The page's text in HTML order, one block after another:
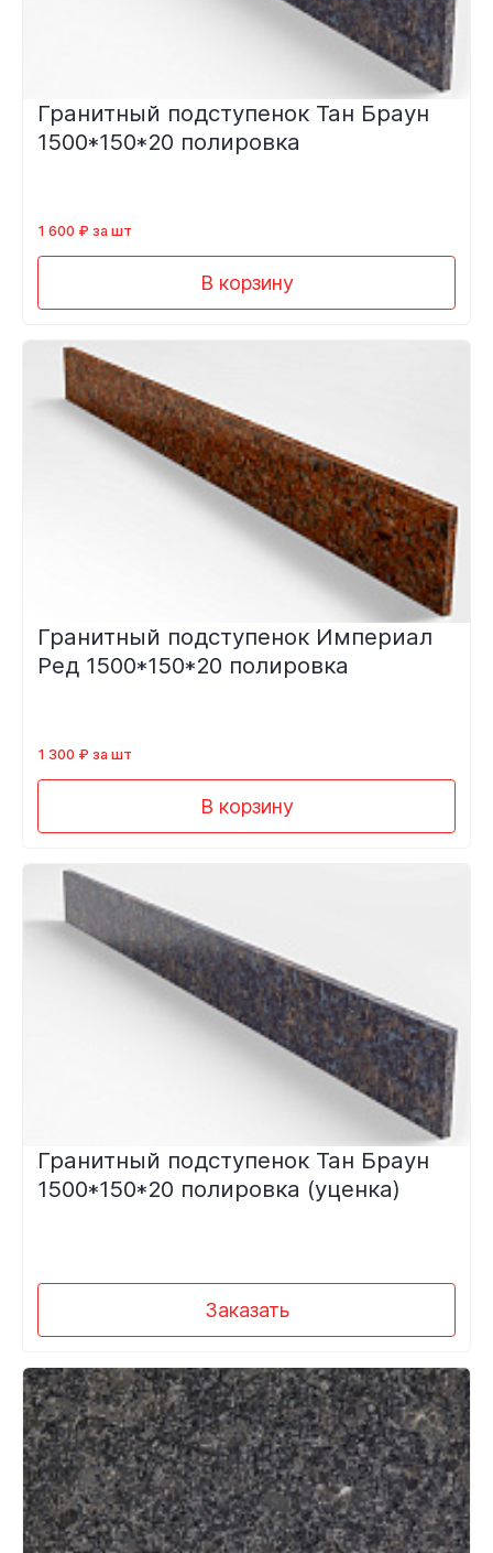
Гранитный подступенок Тан Браун
1500*150*20 полировка
1 600 ₽ за шт
В корзину
Гранитный подступенок Империал
Ред 1500*150*20 полировка
1 300 ₽ за шт
В корзину
Гранитный подступенок Тан Браун
1500*150*20 полировка (уценка)
Заказать